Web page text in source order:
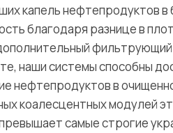
капель нефтепродуктов в
благодаря разнице в
наши системы способны
нефтепродуктов в
коалесцентных модулей
самые строгие